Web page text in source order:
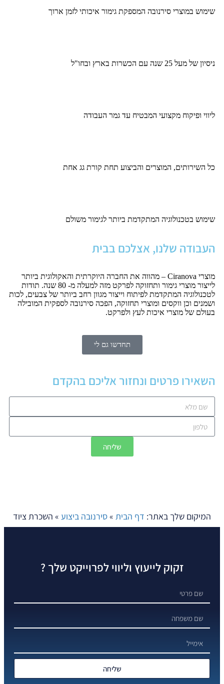
שימוש במוצרי סירנובה המספקת גימור איכותי לזמן ארוך
ניסיון של מעל 25 שנה עם הכשרות בארץ ובחו"ל
ליווי ופיקוח מקצועי המבטיח עד גמר העבודה
כל השירותים, המוצרים והביצוע תחת קורת גג אחת
שימוש בטכנולוגיה המתקדמת ביותר לגימור משולם
העבודה שלנו, אצלכם בבית
מוצרי Ciranova – מהווה את החברה היוקרתית והאקולוגית ביותר
לייצור מוצרי גימור ותחזוקה לפרקט מזה למעלה מ- 80 שנה. תודות
לטכנולוגיה המתקדמת לפיתוח וייצור מגוון רחב ביותר של צבעים, לכות
ושמנים וכן ווקסים ומוצרי תחזוקה, הפכה סירנובה לספקית המובילה
בעולם של מוצרי איכות לעץ ולפרקט.
תחדשו גם לי
השאירו פרטים ונחזור אליכם בהקדם
שליחה
המיקום שלך באתר: דף הבית »סירנובה ביצוע » השכרת ציוד
זקוק לייעוץ וליווי לפרוייקט שלך ?
שליחה